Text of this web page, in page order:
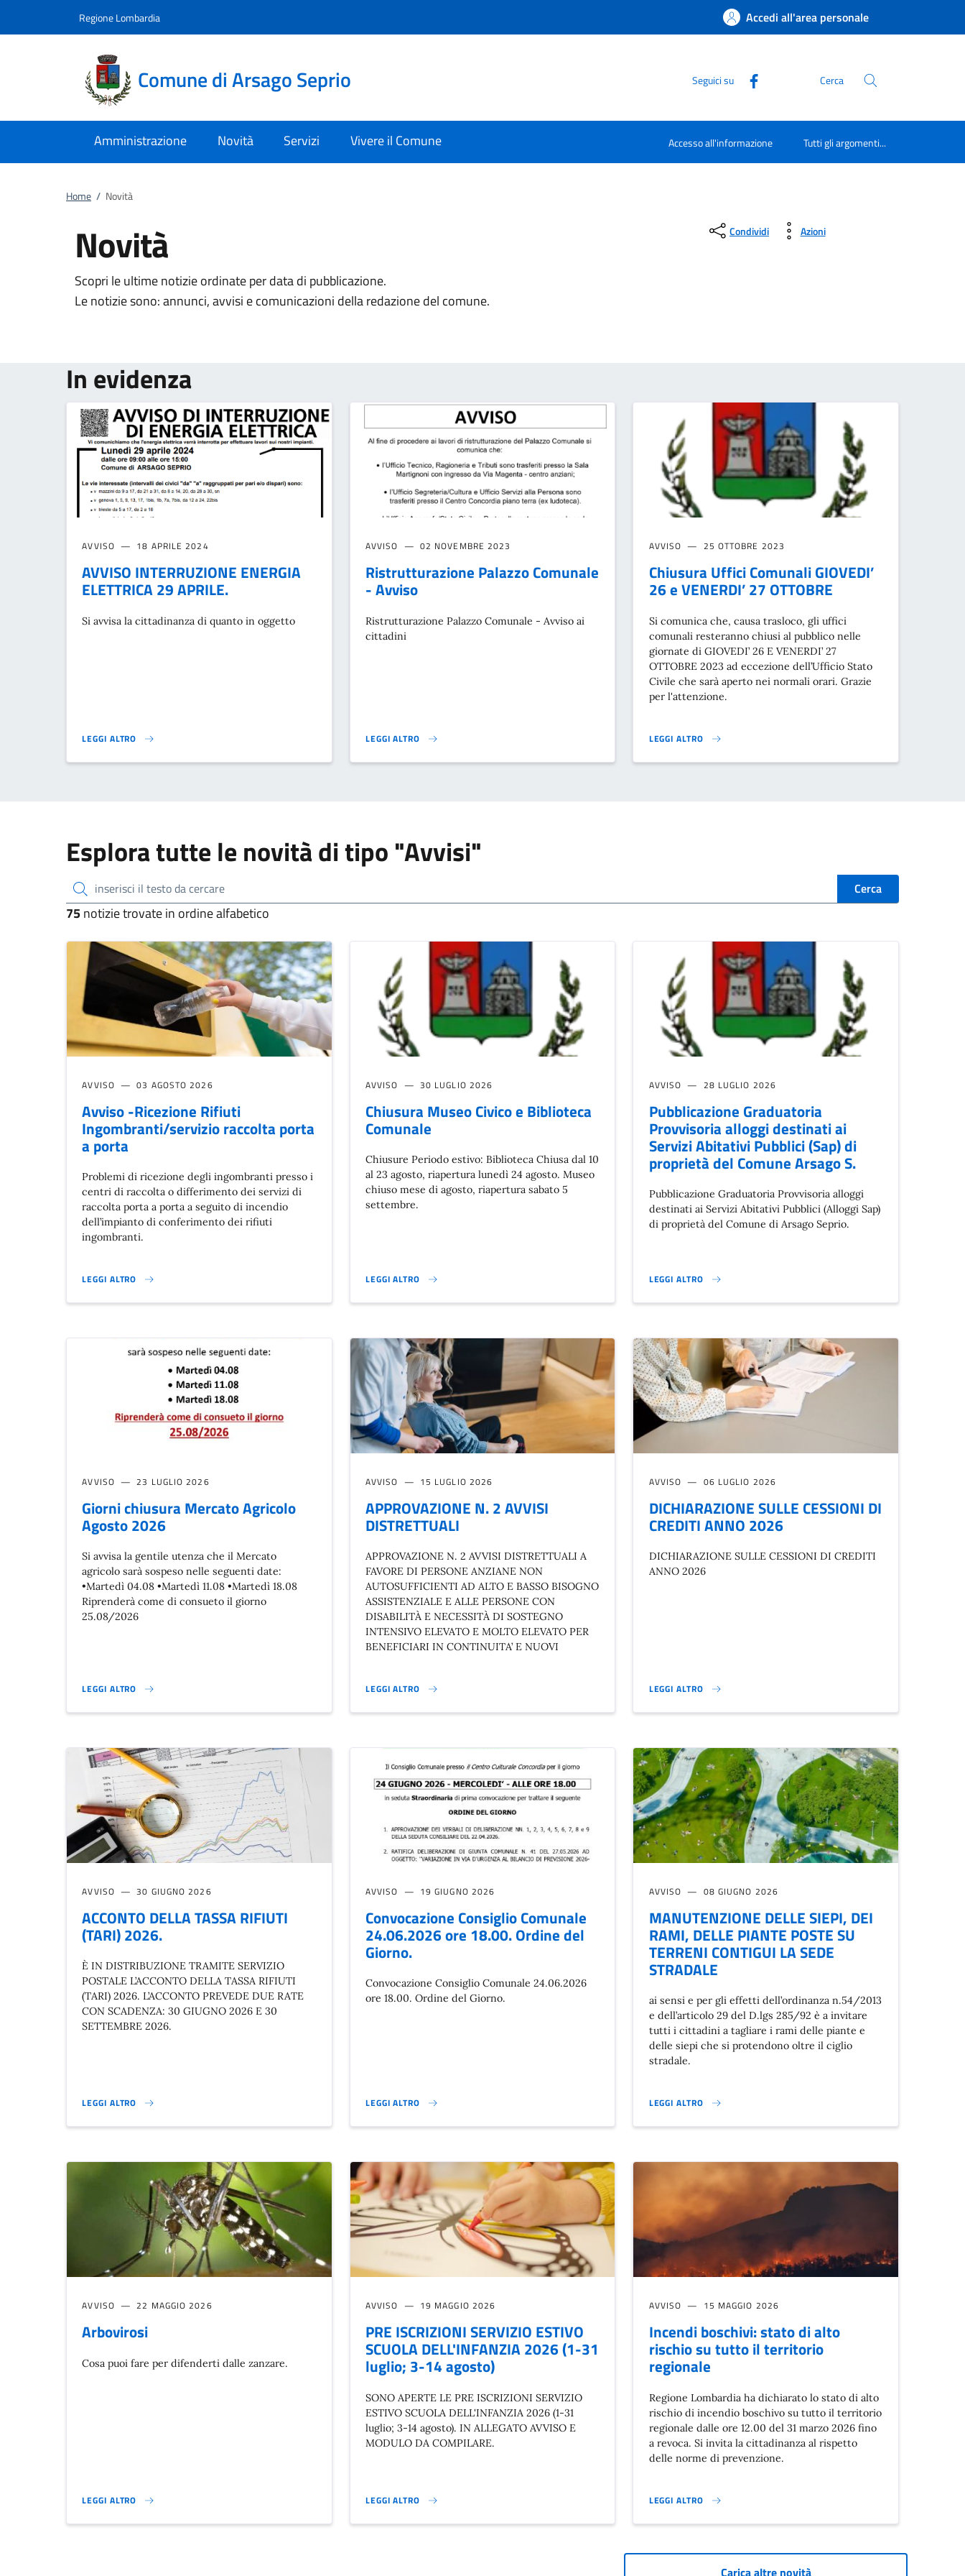
Regione Lombardia Accedi all'area personale
Comune di Arsago Seprio Seguici su Cerca
Amministrazione Novità Servizi Vivere il Comune Accesso all'informazione Tutti gli argomenti...
Home / Novità
Novità
Scopri le ultime notizie ordinate per data di pubblicazione.
Le notizie sono: annunci, avvisi e comunicazioni della redazione del comune.
Condividi Azioni
In evidenza
AVVISO 18 APRILE 2024
AVVISO INTERRUZIONE ENERGIA
ELETTRICA 29 APRILE.
Si avvisa la cittadinanza di quanto in oggetto
LEGGI ALTRO
AVVISO INTERRUZIONE ENERGIA ELETTRICA 29 APRILE.}
AVVISO 02 NOVEMBRE 2023
Ristrutturazione Palazzo Comunale
- Avviso
Ristrutturazione Palazzo Comunale - Avviso ai
cittadini
LEGGI ALTRO
RISTRUTTURAZIONE PALAZZO COMUNALE - AVVISO}
AVVISO 25 OTTOBRE 2023
Chiusura Uffici Comunali GIOVEDI’
26 e VENERDI’ 27 OTTOBRE
Si comunica che, causa trasloco, gli uffici
comunali resteranno chiusi al pubblico nelle
giornate di GIOVEDI’ 26 E VENERDI’ 27
OTTOBRE 2023 ad eccezione dell’Ufficio Stato
Civile che sarà aperto nei normali orari. Grazie
per l'attenzione.
LEGGI ALTRO
CHIUSURA UFFICI COMUNALI GIOVEDI’ 26 E VENERDI’ 27 OTTOBRE }
Esplora tutte le novità di tipo "Avvisi"
inserisci il testo da cercare Cerca
75notizie trovate in ordine alfabetico
AVVISO 03 AGOSTO 2026
Avviso -Ricezione Rifiuti
Ingombranti/servizio raccolta porta
a porta
Problemi di ricezione degli ingombranti presso i
centri di raccolta o differimento dei servizi di
raccolta porta a porta a seguito di incendio
dell’impianto di conferimento dei rifiuti
ingombranti.
LEGGI ALTRO
AVVISO -RICEZIONE RIFIUTI INGOMBRANTI/SERVIZIO RACCOLTA PORTA A PORTA}
AVVISO 30 LUGLIO 2026
Chiusura Museo Civico e Biblioteca
Comunale
Chiusure Periodo estivo: Biblioteca Chiusa dal 10
al 23 agosto, riapertura lunedì 24 agosto. Museo
chiuso mese di agosto, riapertura sabato 5
settembre.
LEGGI ALTRO
CHIUSURA MUSEO CIVICO E BIBLIOTECA COMUNALE }
AVVISO 28 LUGLIO 2026
Pubblicazione Graduatoria
Provvisoria alloggi destinati ai
Servizi Abitativi Pubblici (Sap) di
proprietà del Comune Arsago S.
Pubblicazione Graduatoria Provvisoria alloggi
destinati ai Servizi Abitativi Pubblici (Alloggi Sap)
di proprietà del Comune di Arsago Seprio.
LEGGI ALTRO
PUBBLICAZIONE GRADUATORIA PROVVISORIA ALLOGGI DESTINATI AI
AVVISO 23 LUGLIO 2026
Giorni chiusura Mercato Agricolo
Agosto 2026
Si avvisa la gentile utenza che il Mercato
agricolo sarà sospeso nelle seguenti date:
•Martedì 04.08 •Martedì 11.08 •Martedì 18.08
Riprenderà come di consueto il giorno
25.08/2026
LEGGI ALTRO
GIORNI CHIUSURA MERCATO AGRICOLO AGOSTO 2026}
AVVISO 15 LUGLIO 2026
APPROVAZIONE N. 2 AVVISI
DISTRETTUALI
APPROVAZIONE N. 2 AVVISI DISTRETTUALI A
FAVORE DI PERSONE ANZIANE NON
AUTOSUFFICIENTI AD ALTO E BASSO BISOGNO
ASSISTENZIALE E ALLE PERSONE CON
DISABILITÀ E NECESSITÀ DI SOSTEGNO
INTENSIVO ELEVATO E MOLTO ELEVATO PER
BENEFICIARI IN CONTINUITA’ E NUOVI
LEGGI ALTRO
APPROVAZIONE N. 2 AVVISI DISTRETTUALI }
AVVISO 06 LUGLIO 2026
DICHIARAZIONE SULLE CESSIONI DI
CREDITI ANNO 2026
DICHIARAZIONE SULLE CESSIONI DI CREDITI
ANNO 2026
LEGGI ALTRO
DICHIARAZIONE SULLE CESSIONI DI CREDITI ANNO 2026}
AVVISO 30 GIUGNO 2026
ACCONTO DELLA TASSA RIFIUTI
(TARI) 2026.
È IN DISTRIBUZIONE TRAMITE SERVIZIO
POSTALE L’ACCONTO DELLA TASSA RIFIUTI
(TARI) 2026. L’ACCONTO PREVEDE DUE RATE
CON SCADENZA: 30 GIUGNO 2026 E 30
SETTEMBRE 2026.
LEGGI ALTRO
ACCONTO DELLA TASSA RIFIUTI (TARI) 2026.}
AVVISO 19 GIUGNO 2026
Convocazione Consiglio Comunale
24.06.2026 ore 18.00. Ordine del
Giorno.
Convocazione Consiglio Comunale 24.06.2026
ore 18.00. Ordine del Giorno.
LEGGI ALTRO
CONVOCAZIONE CONSIGLIO COMUNALE 24.06.2026 ORE 18.00. ORDINE DEL GIORNO.}
AVVISO 08 GIUGNO 2026
MANUTENZIONE DELLE SIEPI, DEI
RAMI, DELLE PIANTE POSTE SU
TERRENI CONTIGUI LA SEDE
STRADALE
ai sensi e per gli effetti dell’ordinanza n.54/2013
e dell’articolo 29 del D.lgs 285/92 è a invitare
tutti i cittadini a tagliare i rami delle piante e
delle siepi che si protendono oltre il ciglio
stradale.
LEGGI ALTRO
MANUTENZIONE DELLE SIEPI, DEI RAMI, DELLE PIANTE POSTE SU
AVVISO 22 MAGGIO 2026
Arbovirosi
Cosa puoi fare per difenderti dalle zanzare.
LEGGI ALTRO
ARBOVIROSI}
AVVISO 19 MAGGIO 2026
PRE ISCRIZIONI SERVIZIO ESTIVO
SCUOLA DELL'INFANZIA 2026 (1-31
luglio; 3-14 agosto)
SONO APERTE LE PRE ISCRIZIONI SERVIZIO
ESTIVO SCUOLA DELL'INFANZIA 2026 (1-31
luglio; 3-14 agosto). IN ALLEGATO AVVISO E
MODULO DA COMPILARE.
LEGGI ALTRO
PRE ISCRIZIONI SERVIZIO ESTIVO SCUOLA DELL'INFANZIA 2026 (1-31 LUGLIO; 3-14 AGOSTO)}
AVVISO 15 MAGGIO 2026
Incendi boschivi: stato di alto
rischio su tutto il territorio
regionale
Regione Lombardia ha dichiarato lo stato di alto
rischio di incendio boschivo su tutto il territorio
regionale dalle ore 12.00 del 31 marzo 2026 fino
a revoca. Si invita la cittadinanza al rispetto
delle norme di prevenzione.
LEGGI ALTRO
INCENDI BOSCHIVI: STATO DI ALTO RISCHIO SU TUTTO IL TERRITORIO
Carica altre novità